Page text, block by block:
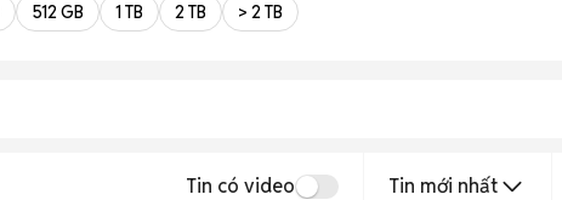
512 GB 1 TB 2 TB > 2 TB
Tin có video Tin mới nhất